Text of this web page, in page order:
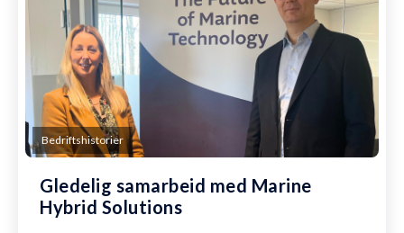
Bedriftshistorier
Gledelig samarbeid med Marine
Hybrid Solutions